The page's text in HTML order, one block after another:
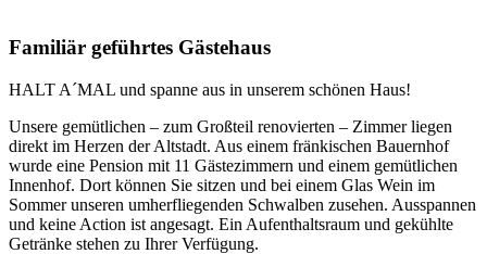
Familiär geführtes Gästehaus
HALT A´MAL und spanne aus in unserem schönen Haus!
Unsere gemütlichen – zum Großteil renovierten – Zimmer liegen
direkt im Herzen der Altstadt. Aus einem fränkischen Bauernhof
wurde eine Pension mit 11 Gästezimmern und einem gemütlichen
Innenhof. Dort können Sie sitzen und bei einem Glas Wein im
Sommer unseren umherfliegenden Schwalben zusehen. Ausspannen
und keine Action ist angesagt. Ein Aufenthaltsraum und gekühlte
Getränke stehen zu Ihrer Verfügung.